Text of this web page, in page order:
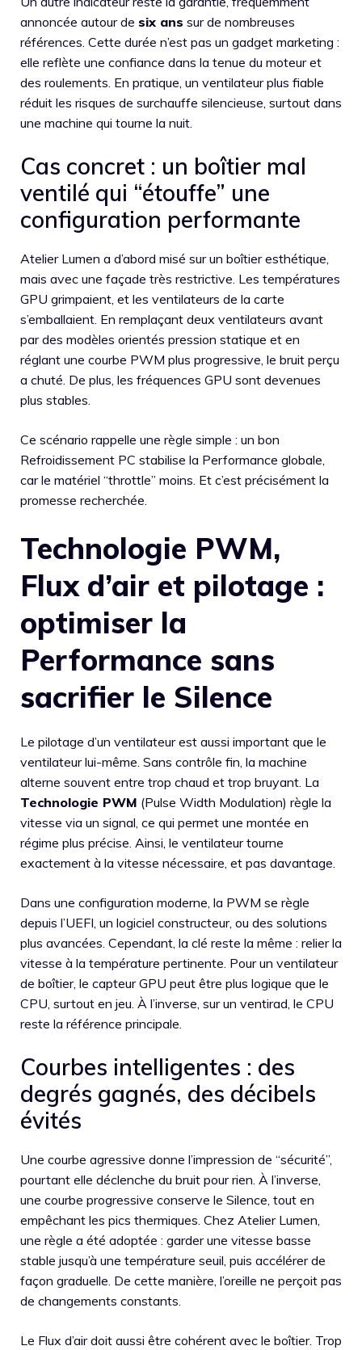
annoncée autour de six ans sur de nombreuses
références. Cette durée n’est pas un gadget marketing :
elle reflète une confiance dans la tenue du moteur et
des roulements. En pratique, un ventilateur plus fiable
réduit les risques de surchauffe silencieuse, surtout dans
une machine qui tourne la nuit.
Cas concret : un boîtier mal
ventilé qui “étouffe” une
configuration performante
Atelier Lumen a d’abord misé sur un boîtier esthétique,
mais avec une façade très restrictive. Les températures
GPU grimpaient, et les ventilateurs de la carte
s’emballaient. En remplaçant deux ventilateurs avant
par des modèles orientés pression statique et en
réglant une courbe PWM plus progressive, le bruit perçu
a chuté. De plus, les fréquences GPU sont devenues
plus stables.
Ce scénario rappelle une règle simple : un bon
Refroidissement PC stabilise la Performance globale,
car le matériel “throttle” moins. Et c’est précisément la
promesse recherchée.
Technologie PWM,
Flux d’air et pilotage :
optimiser la
Performance sans
sacrifier le Silence
Le pilotage d’un ventilateur est aussi important que le
ventilateur lui-même. Sans contrôle fin, la machine
alterne souvent entre trop chaud et trop bruyant. La
Technologie PWM (Pulse Width Modulation) règle la
vitesse via un signal, ce qui permet une montée en
régime plus précise. Ainsi, le ventilateur tourne
exactement à la vitesse nécessaire, et pas davantage.
Dans une configuration moderne, la PWM se règle
depuis l’UEFI, un logiciel constructeur, ou des solutions
plus avancées. Cependant, la clé reste la même : relier la
vitesse à la température pertinente. Pour un ventilateur
de boîtier, le capteur GPU peut être plus logique que le
CPU, surtout en jeu. À l’inverse, sur un ventirad, le CPU
reste la référence principale.
Courbes intelligentes : des
degrés gagnés, des décibels
évités
Une courbe agressive donne l’impression de “sécurité”,
pourtant elle déclenche du bruit pour rien. À l’inverse,
une courbe progressive conserve le Silence, tout en
empêchant les pics thermiques. Chez Atelier Lumen,
une règle a été adoptée : garder une vitesse basse
stable jusqu’à une température seuil, puis accélérer de
façon graduelle. De cette manière, l’oreille ne perçoit pas
de changements constants.
Le Flux d’air doit aussi être cohérent avec le boîtier. Trop